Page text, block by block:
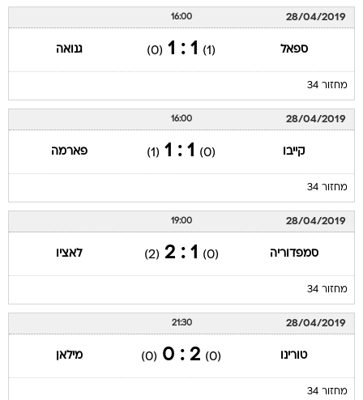
28/04/2019
16:00
ספאל (1)
1 : 1
(0) גנואה
מחזור 34
28/04/2019
16:00
קייבו (0)
1 : 1
(1) פארמה
מחזור 34
28/04/2019
19:00
סמפדוריה (0)
1 : 2
(2) לאציו
מחזור 34
28/04/2019
21:30
טורינו (0)
2 : 0
(0) מילאן
מחזור 34